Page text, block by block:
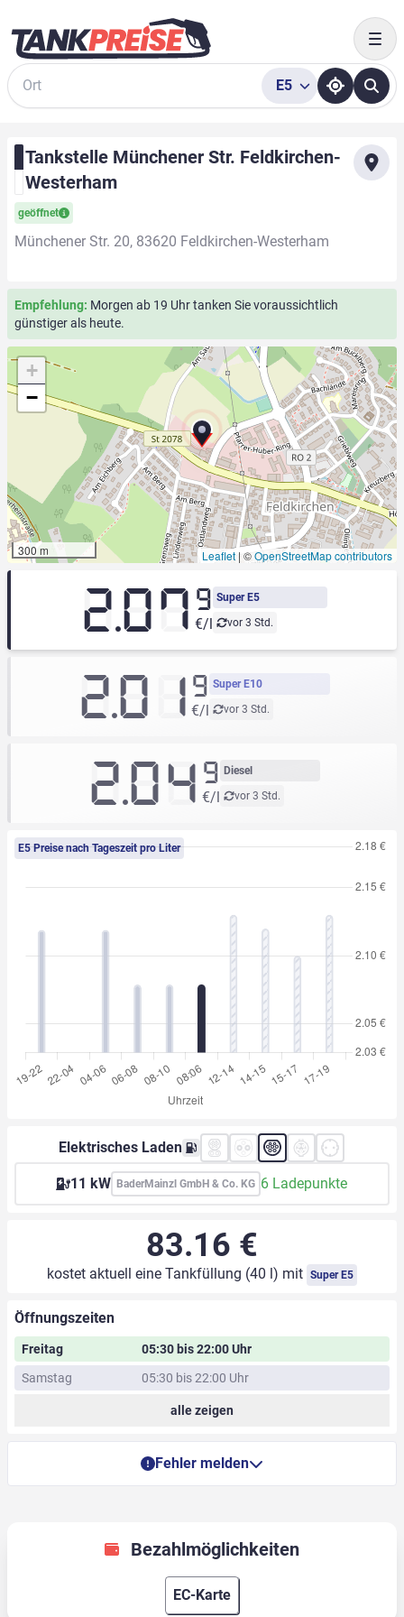
Suche
E5
Tankstelle Münchener Str. Feldkirchen-
Westerham
geöffnet
Münchener Str. 20, 83620 Feldkirchen-Westerham
Empfehlung: Morgen ab 19 Uhr tanken Sie voraussichtlich
günstiger als heute.
+
−
300 m Leaflet | ©OpenStreetMap contributors
Super E5
vor 3 Std.
2.07 9
€/l
Super E10
vor 3 Std.
2.019
€/l
Diesel
vor 3 Std.
2.04 9
€/l
E5 Preise nach Tageszeit pro Liter
Elektrisches Laden
11 kW BaderMainzl GmbH & Co. KG 6 Ladepunkte
83.16 €
kostet aktuell eine Tankfüllung (40 l) mit Super E5
Öffnungszeiten
Freitag
05:30 bis 22:00 Uhr
Samstag
05:30 bis 22:00 Uhr
alle zeigen
Fehler melden
Bezahlmöglichkeiten
EC-Karte